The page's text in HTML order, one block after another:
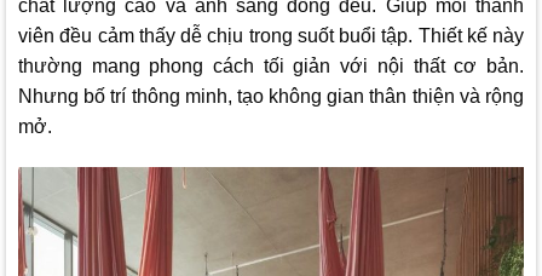
chất lượng cao và ánh sáng đồng đều. Giúp mỗi thành
viên đều cảm thấy dễ chịu trong suốt buổi tập. Thiết kế này
thường mang phong cách tối giản với nội thất cơ bản.
Nhưng bố trí thông minh, tạo không gian thân thiện và rộng
mở.